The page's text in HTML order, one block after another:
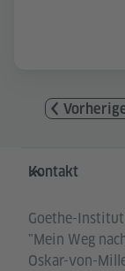
Service-
Kontakt
Goethe-Institut
"Mein Weg
Oskar-von-